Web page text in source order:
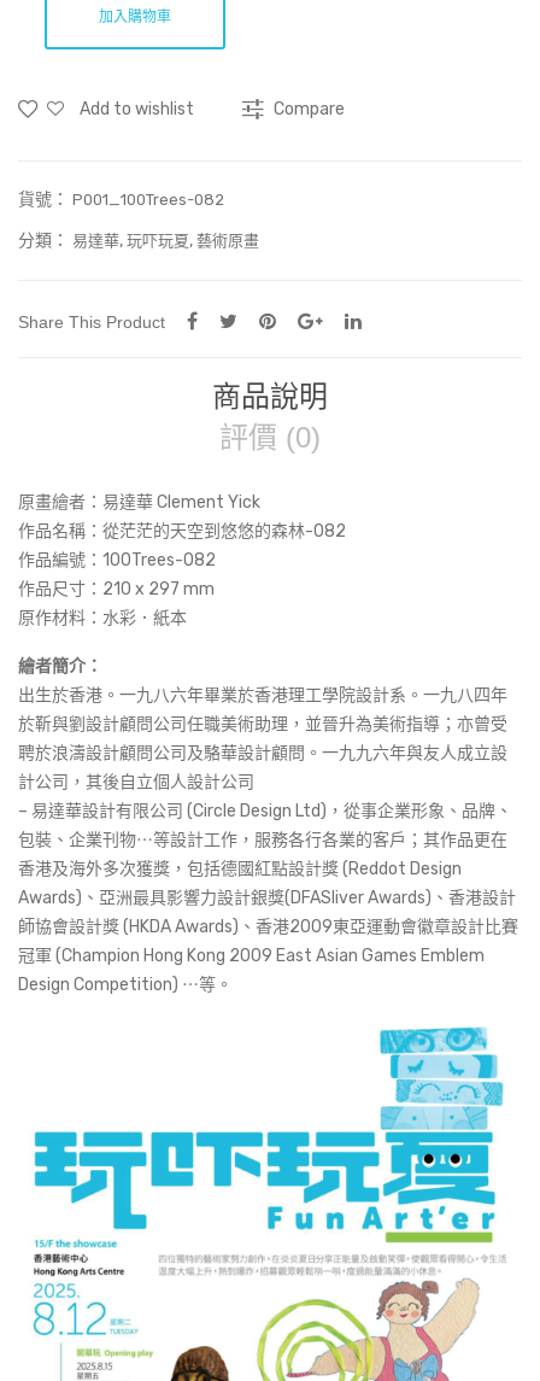
加入購物車
Add to wishlist Compare
貨號： P001_100Trees-082
分類： 易達華, 玩吓玩夏, 藝術原畫
Share This Product
商品說明
評價 (0)
原畫繪者：易達華 Clement Yick
作品名稱： 從茫茫的天空到悠悠的森林-082
作品編號：100Trees-082
作品尺寸： 210 x 297 mm
原作材料：水彩．紙本
繪者簡介：
出生於香港。一九八六年畢業於香港理工學院設計系。一九八四年
於靳與劉設計顧問公司任職美術助理，並晉升為美術指導；亦曾受
聘於浪濤設計顧問公司及駱華設計顧問。一九九六年與友人成立設
計公司，其後自立個人設計公司
– 易達華設計有限公司 (Circle Design Ltd)，從事企業形象、品牌、
包裝、企業刊物⋯等設計工作，服務各行各業的客戶；其作品更在
香港及海外多次獲獎，包括德國紅點設計獎 (Reddot Design
Awards)、亞洲最具影響力設計銀獎(DFASliver Awards)、香港設計
師協會設計獎 (HKDA Awards)、香港2009東亞運動會徽章設計比賽
冠軍 (Champion Hong Kong 2009 East Asian Games Emblem
Design Competition) ⋯等。